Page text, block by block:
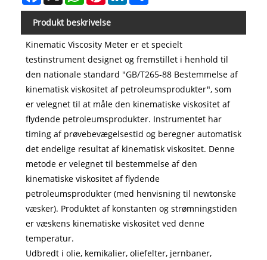
Produkt beskrivelse
Kinematic Viscosity Meter er et specielt
testinstrument designet og fremstillet i henhold til
den nationale standard "GB/T265-88 Bestemmelse af
kinematisk viskositet af petroleumsprodukter", som
er velegnet til at måle den kinematiske viskositet af
flydende petroleumsprodukter. Instrumentet har
timing af prøvebevægelsestid og beregner automatisk
det endelige resultat af kinematisk viskositet. Denne
metode er velegnet til bestemmelse af den
kinematiske viskositet af flydende
petroleumsprodukter (med henvisning til newtonske
væsker). Produktet af konstanten og strømningstiden
er væskens kinematiske viskositet ved denne
temperatur.
Udbredt i olie, kemikalier, oliefelter, jernbaner,